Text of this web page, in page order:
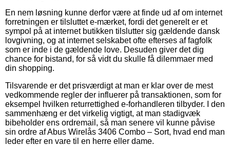
En nem løsning kunne derfor være at finde ud af om internet
forretningen er tilsluttet e-mærket, fordi det generelt er et
sympol på at internet butikken tilslutter sig gældende dansk
lovgivning, og at internet selskabet ofte efterses af fagfolk
som er inde i de gældende love. Desuden giver det dig
chance for bistand, for så vidt du skulle få dilemmaer med
din shopping.
Tilsvarende er det prisværdigt at man er klar over de mest
vedkommende regler der influerer på transaktionen, som for
eksempel hvilken returrettighed e-forhandleren tilbyder. I den
sammenhæng er det virkelig vigtigt, at man stadigvæk
bibeholder ens ordremail, så man senere vil kunne påvise
sin ordre af Abus Wirelås 3406 Combo – Sort, hvad end man
leder efter en vare til en herre eller dame.